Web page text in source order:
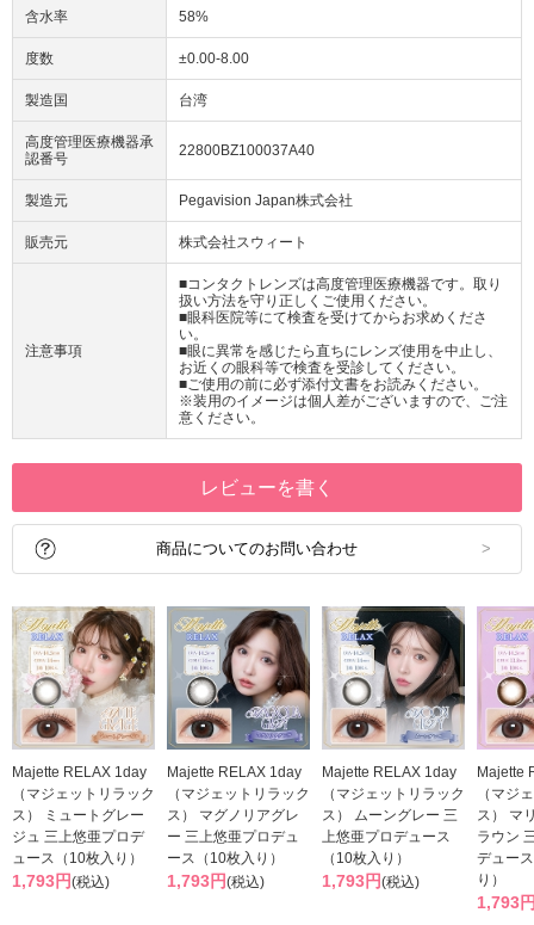
含水率 58%
度数 ±0.00-8.00
製造国 台湾
高度管理医療機器承
認番号
22800BZ100037A40
製造元 Pegavision Japan株式会社
販売元 株式会社スウィート
注意事項
■コンタクトレンズは高度管理医療機器です。取り
扱い方法を守り正しくご使用ください。
■眼科医院等にて検査を受けてからお求めくださ
い。
■眼に異常を感じたら直ちにレンズ使用を中止し、
お近くの眼科等で検査を受診してください。
■ご使用の前に必ず添付文書をお読みください。
※装用のイメージは個人差がございますので、ご注
意ください。
レビューを書く
商品についてのお問い合わせ
Majette RELAX 1day
（マジェットリラック
ス） ミュートグレー
ジュ 三上悠亜プロデ
ュース（10枚入り）
1,793円(税込)
Majette RELAX 1day
（マジェットリラック
ス） マグノリアグレ
ー 三上悠亜プロデュ
ース（10枚入り）
1,793円(税込)
Majette RELAX 1day
（マジェットリラック
ス） ムーングレー 三
上悠亜プロデュース
（10枚入り）
1,793円(税込)
Majette
（マジ
ス） マ
ラウン
デュー
り）
1,793